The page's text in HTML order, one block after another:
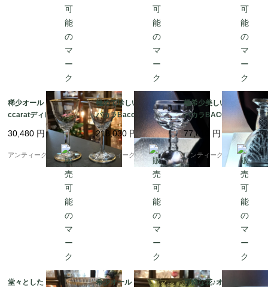
稀少オールドバカラBa
ccaratディレクトワー
ル★ショットグラス♡
ペア♡24k
30,480 円
アンティーク ボアルネ
極めて珍しいオールド
バカラBaccaratワイン
グラス★美術館級作品
★専用箱付き
218,030 円
アンティーク ボアルネ
極希少美しいオールド
バカラBACCARATイ
スパハンIspahanカラ
フェ素敵♡
77,010 円
アンティーク ボアルネ
堂々としたドームナン
希少オールドバカラBA
可憐な花♪オールドバカ